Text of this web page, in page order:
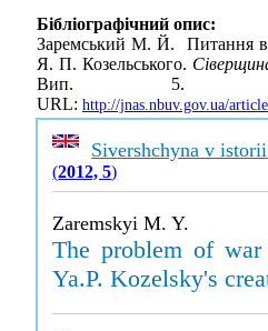
Бібліографічний опис:
Заремський М. Й. Питання
Я. П. Козельського.
Вип. 5. С.
URL: http://jnas.nbuv.gov.ua/
Sivershchyna v
(2012, 5)
Zaremskyi M. Y.
The problem of
Ya.P. Kozelsky's